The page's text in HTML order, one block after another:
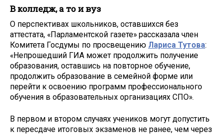
В колледж, а то и вуз
О перспективах школьников, оставшихся без
аттестата, «Парламентской газете» рассказала член
Комитета Госдумы по просвещению Лариса Тутова:
«Непрошедший ГИА может продолжить получение
образования, оставшись на повторное обучение,
продолжить образование в семейной форме или
перейти к освоению программ профессионального
обучения в образовательных организациях СПО».
В первом и втором случаях учеников могут допустить
к пересдаче итоговых экзаменов не ранее, чем через